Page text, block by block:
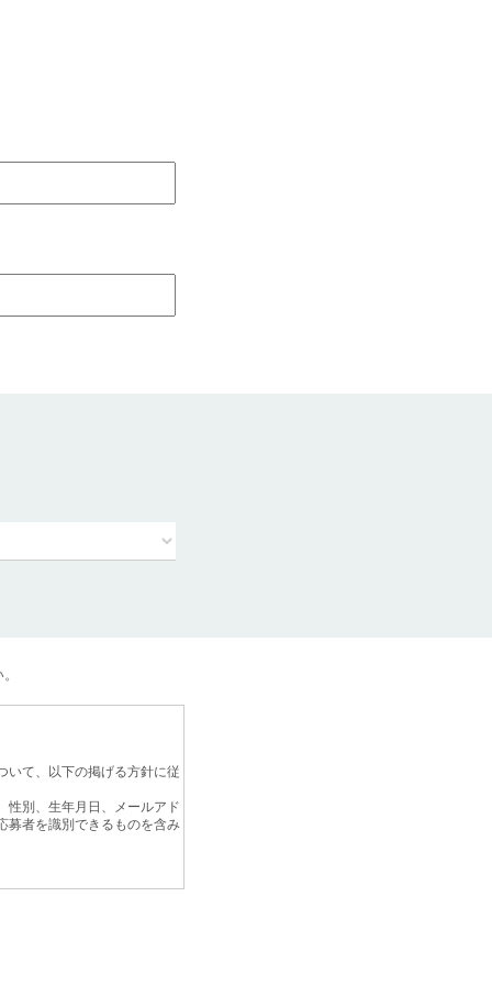
いて、以下の掲げる方針に従
性別、生年月日、メールアド
募者を識別できるものを含み